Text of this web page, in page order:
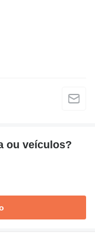
ou veículos?